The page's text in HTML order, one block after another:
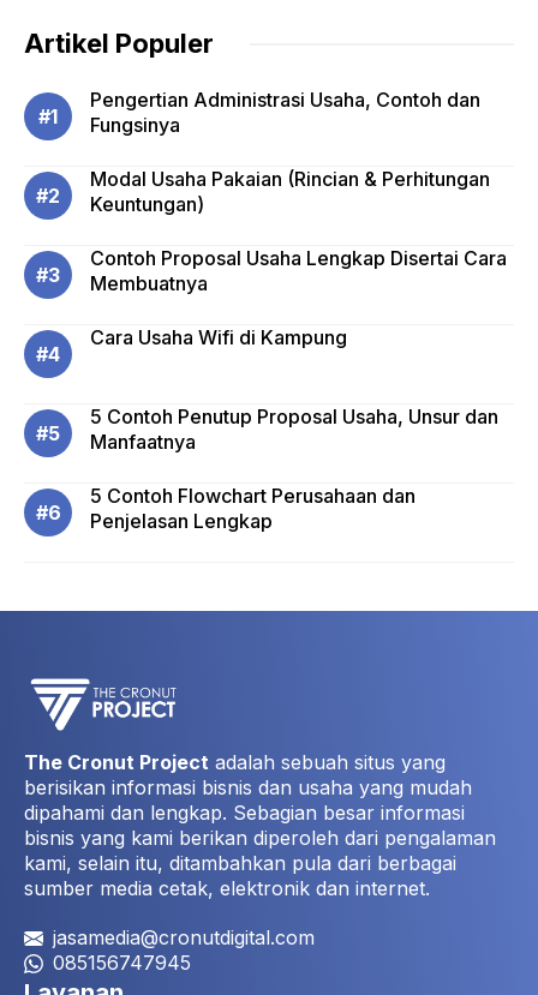
Artikel Populer
Pengertian Administrasi Usaha, Contoh dan
Fungsinya
Modal Usaha Pakaian (Rincian & Perhitungan
Keuntungan)
Contoh Proposal Usaha Lengkap Disertai Cara
Membuatnya
Cara Usaha Wifi di Kampung
5 Contoh Penutup Proposal Usaha, Unsur dan
Manfaatnya
5 Contoh Flowchart Perusahaan dan
Penjelasan Lengkap
The Cronut Project adalah sebuah situs yang
berisikan informasi bisnis dan usaha yang mudah
dipahami dan lengkap. Sebagian besar informasi
bisnis yang kami berikan diperoleh dari pengalaman
kami, selain itu, ditambahkan pula dari berbagai
sumber media cetak, elektronik dan internet.
jasamedia@cronutdigital.com
085156747945